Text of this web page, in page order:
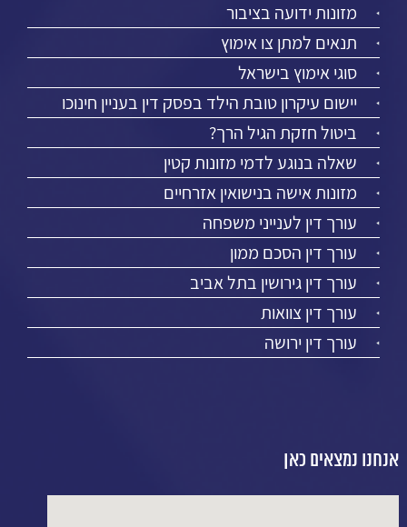
מזונות ידועה בציבור
תנאים למתן צו אימוץ
סוגי אימוץ בישראל
יישום עיקרון טובת הילד בפסק דין בעניין חינוכו
ביטול חזקת הגיל הרך?
שאלה בנוגע לדמי מזונות קטין
מזונות אישה בנישואין אזרחיים
עורך דין לענייני משפחה
עורך דין הסכם ממון
עורך דין גירושין בתל אביב
עורך דין צוואות
עורך דין ירושה
אנחנו נמצאים כאן